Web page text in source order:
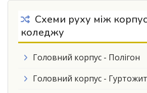
Схеми руху між
коледжу
Головний корпус - Полігон
Головний корпус -